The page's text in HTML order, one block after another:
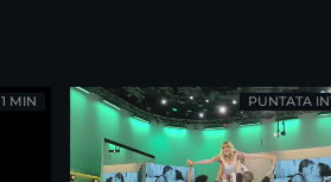
1 MIN PUNTATA